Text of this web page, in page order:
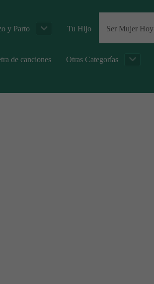
y Parto Tu Hijo Ser Mujer Hoy
de canciones Otras Categorías